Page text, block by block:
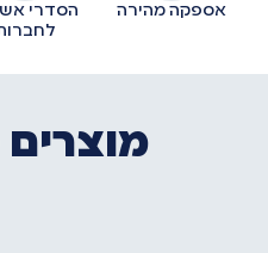
אספקה מהירה
הסדרי